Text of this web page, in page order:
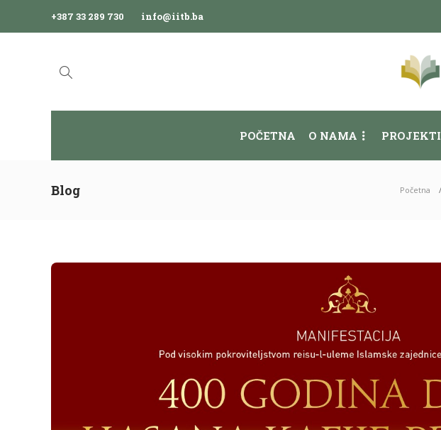
+387 33 289 730 info@iitb.ba
POČETNA O NAMA PROJEKTI
Blog Početna